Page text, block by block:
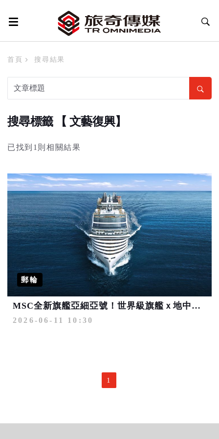
首頁 搜尋結果
搜尋標籤 【 文藝復興】
已找到1則相關結果
郵輪
MSC全新旗艦亞細亞號！世界級旗艦ｘ地中海經典 最值得期待的歐洲遊輪之旅
2026-06-11 10:30
1